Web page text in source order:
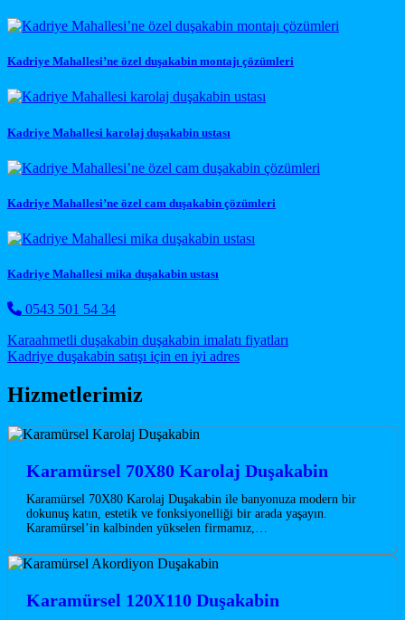
Kadriye Mahallesi’ne özel duşakabin montajı çözümleri
Kadriye Mahallesi karolaj duşakabin ustası
Kadriye Mahallesi’ne özel cam duşakabin çözümleri
Kadriye Mahallesi mika duşakabin ustası
0543 501 54 34
Post navigation
Karaahmetli duşakabin duşakabin imalatı fiyatları
Kadriye duşakabin satışı için en iyi adres
Hizmetlerimiz
Karamürsel 70X80 Karolaj Duşakabin
Karamürsel 70X80 Karolaj Duşakabin ile banyonuza modern bir
dokunuş katın, estetik ve fonksiyonelliği bir arada yaşayın.
Karamürsel’in kalbinden yükselen firmamız,…
Karamürsel 120X110 Duşakabin